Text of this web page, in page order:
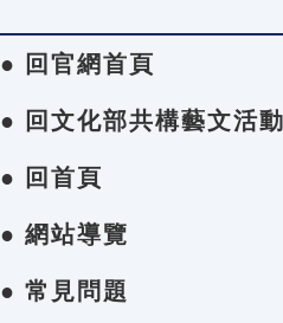
● 回官網首頁
● 回文化部共構藝文活
● 回首頁
● 網站導覽
● 常見問題